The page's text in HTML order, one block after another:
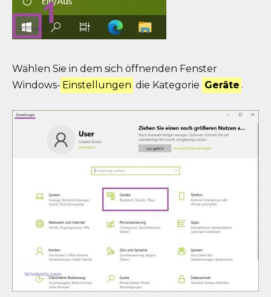
Wählen Sie in dem sich öffnenden Fenster
Windows- Einstellungen die Kategorie Geräte .